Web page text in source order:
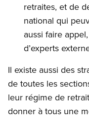
retraites, et de
national qui
aussi faire
d’experts
Il existe aussi des
de toutes les
leur régime de
donner à tous une